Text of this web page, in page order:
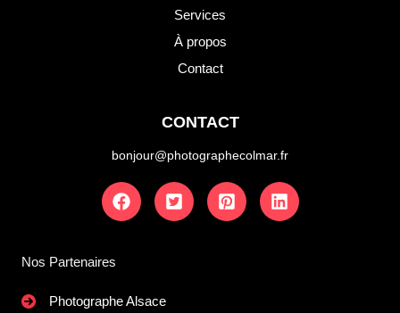
Services
À propos
Contact
CONTACT
bonjour@photographecolmar.fr
Nos Partenaires
Photographe Alsace